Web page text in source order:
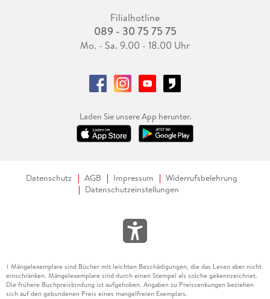
Filialhotline
089 - 30 75 75 75
Mo. - Sa. 9.00 - 18.00 Uhr
Laden Sie unsere App herunter.
Datenschutz AGB Impressum
Widerrufsbelehrung
Datenschutzeinstellungen
1 Mängelexemplare sind Bücher mit leichten Beschädigungen, die das Lesen aber nicht
einschränken. Mängelexemplare sind durch einen Stempel als solche gekennzeichnet.
Die frühere Buchpreisbindung ist aufgehoben. Angaben zu Preissenkungen beziehen
sich auf den gebundenen Preis eines mangelfreien Exemplars.